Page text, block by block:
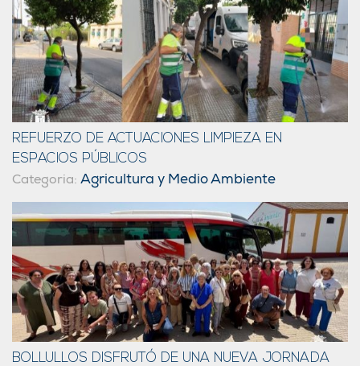
REFUERZO DE ACTUACIONES LIMPIEZA EN
ESPACIOS PÚBLICOS
Categoria: Agricultura y Medio Ambiente
BOLLULLOS DISFRUTÓ DE UNA NUEVA JORNADA